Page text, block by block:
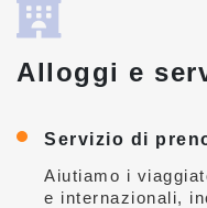
Alloggi e
Servizio di
Aiutiamo i
e internazionali,